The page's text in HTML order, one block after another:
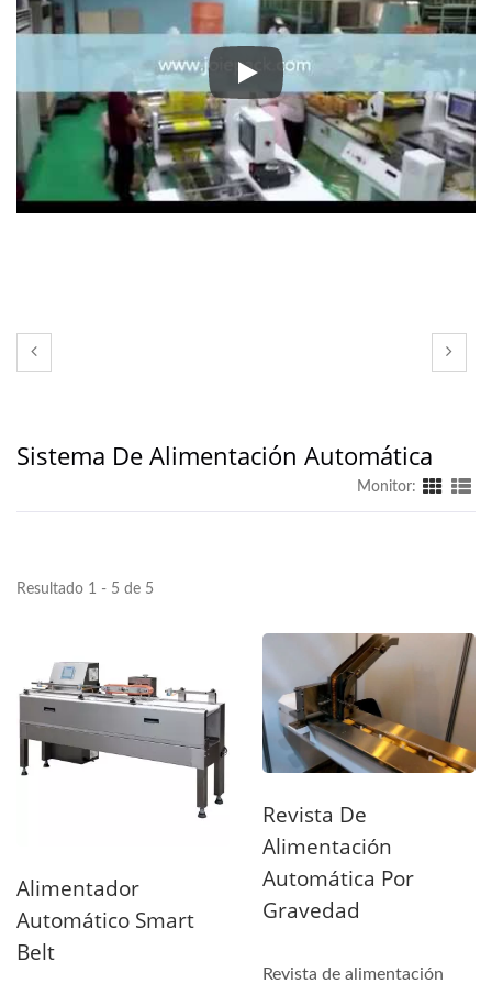
▼ Sistema de Envoltura Servo
Sistema De Alimentación Automática
Monitor:
Resultado 1 - 5 de 5
Alimentador
Automático Smart
Belt
Revista De
Alimentación
Automática Por
Gravedad
Revista de alimentación